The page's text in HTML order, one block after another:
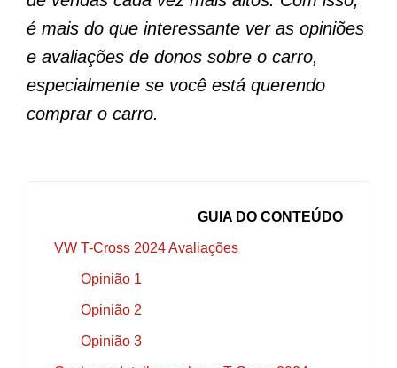
é mais do que interessante ver as opiniões
e avaliações de donos sobre o carro,
especialmente se você está querendo
comprar o carro.
GUIA DO CONTEÚDO
VW T-Cross 2024 Avaliações
Opinião 1
Opinião 2
Opinião 3